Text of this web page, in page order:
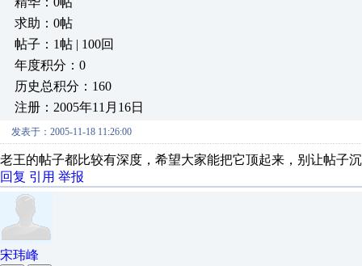
求助：0帖
帖子：1帖 | 100回
年度积分：0
历史总积分：160
注册：2005年11月16日
发表于：2005-11-18 11:26:00
老王的帖子都比较有深度，希望大家能把它顶起来，别让帖子
回复 引用 举报
宋玮峰